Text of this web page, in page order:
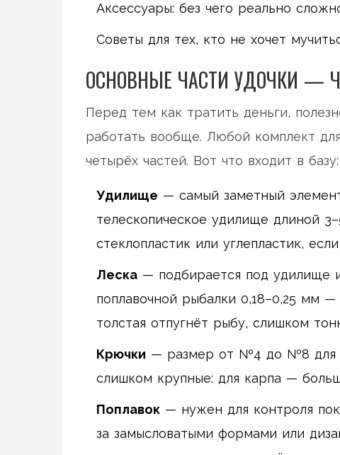
Аксессуары: без чего реально
Советы для тех, кто не хочет
ОСНОВНЫЕ ЧАСТИ УДОЧКИ —
Перед тем как тратить деньги,
работать вообще. Любой комплект
четырёх частей. Вот что входит в базу:
Удилище — самый заметный
телескопическое удилище длиной
стеклопластик или углепластик,
Леска — подбирается под удилище
поплавочной рыбалки 0,18–0,25 мм
толстая отпугнёт рыбу, слишком
Крючки — размер от №4 до №8 для
слишком крупные: для карпа —
Поплавок — нужен для контроля
за замысловатыми формами или